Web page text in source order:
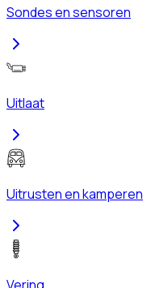
Sondes en sensoren
Uitlaat
Uitrusten en kamperen